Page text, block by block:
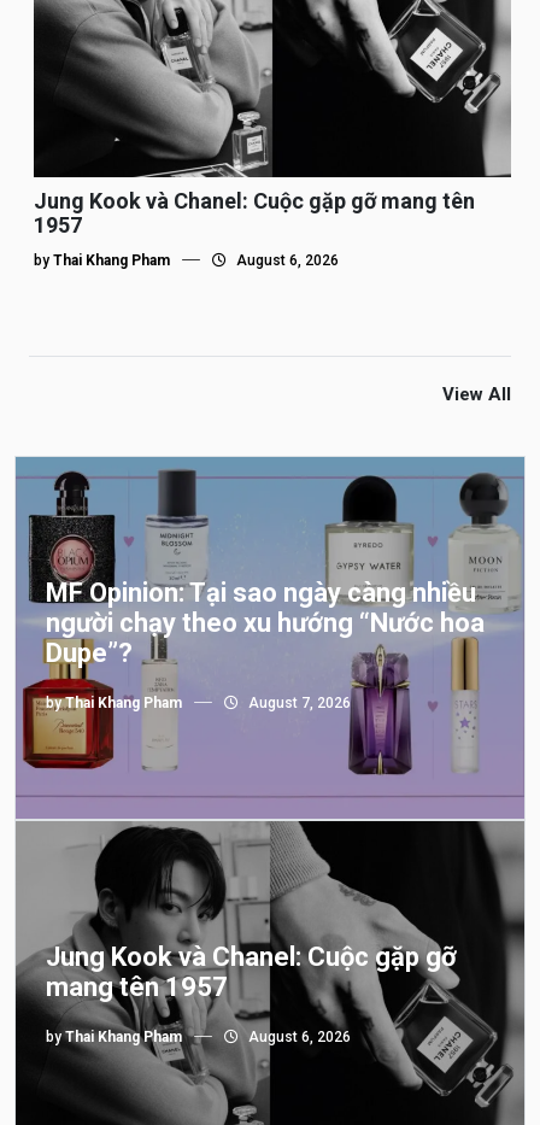
Jung Kook và Chanel: Cuộc gặp gỡ mang tên
1957
by Thai Khang Pham August 6, 2026
View All
MF Opinion: Tại sao ngày càng nhiều
người chạy theo xu hướng “Nước hoa
Dupe”?
byThai Khang Pham August 7, 2026
Jung Kook và Chanel: Cuộc gặp gỡ
mang tên 1957
byThai Khang Pham August 6, 2026